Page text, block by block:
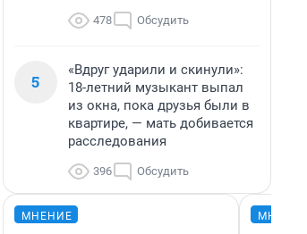
478 Обсудить
5
«Вдруг ударили и скинули»:
18-летний музыкант выпал
из окна, пока друзья были в
квартире, — мать добивается
расследования
396 Обсудить
МНЕНИЕ